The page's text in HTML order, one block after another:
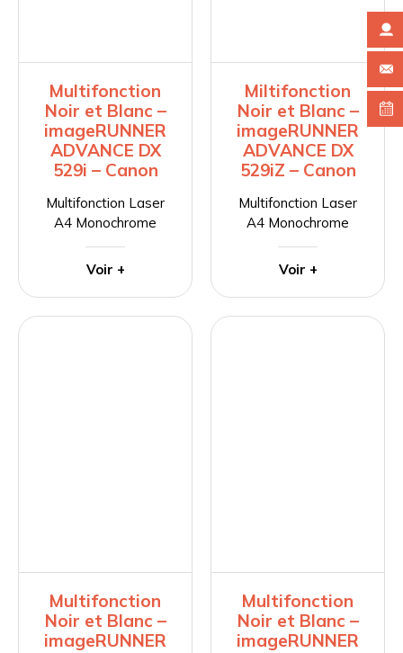
Multifonction
Noir et Blanc –
imageRUNNER
ADVANCE DX
529i – Canon
Multifonction Laser
A4 Monochrome
Voir +
Miltifonction
Noir et Blanc –
imageRUNNER
ADVANCE DX
529iZ – Canon
Multifonction Laser
A4 Monochrome
Voir +
Multifonction
Noir et Blanc –
imageRUNNER
Multifonction
Noir et Blanc –
imageRUNNER